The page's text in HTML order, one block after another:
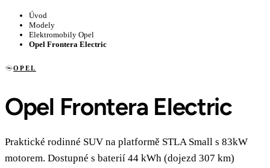
Úvod
Modely
Elektromobily Opel
Opel Frontera Electric
OPEL
Opel Frontera Electric
Praktické rodinné SUV na platformě STLA Small s 83kW
motorem. Dostupné s baterií 44 kWh (dojezd 307 km)